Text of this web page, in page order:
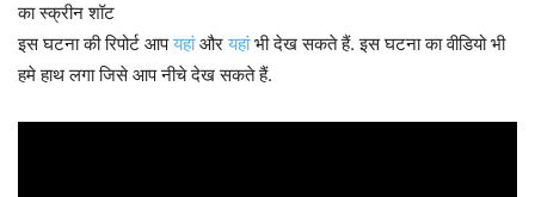
का स्क्रीन शॉट
इस घटना की रिपोर्ट आपयहांऔरयहांभी देख सकते हैं. इस घटना का वीडियो भी
हमे हाथ लगा जिसे आप नीचे देख सकते हैं.